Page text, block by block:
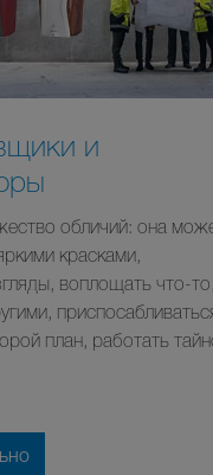
и
обличий: она
красками,
воплощать что-то,
план, работать